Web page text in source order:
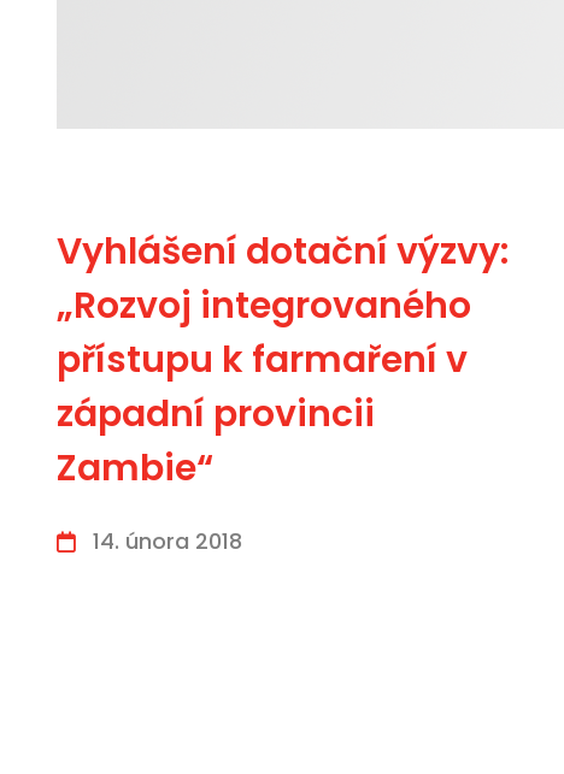
Vyhlášení dotační výzvy:
„Rozvoj integrovaného
přístupu k farmaření v
západní provincii
Zambie“
14. února 2018